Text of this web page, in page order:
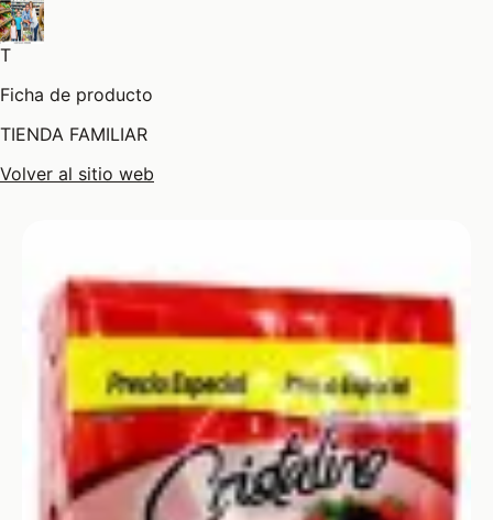
T
Ficha de producto
TIENDA FAMILIAR
Volver al sitio web